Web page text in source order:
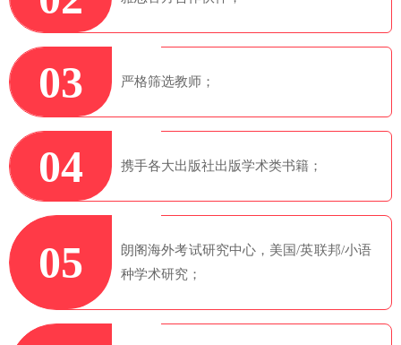
03 严格筛选教师；
04 携手各大出版社出版学术类书籍；
05
朗阁海外考试研究中心，美国/英联邦/小语
种学术研究；